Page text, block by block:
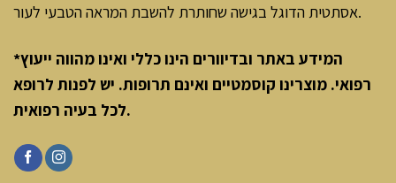
אסתטית הדוגל בגישה שחותרת להשבת המראה הטבעי לעור.
*המידע באתר ובדיוורים הינו כללי ואינו מהווה ייעוץ
רפואי. מוצרינו קוסמטיים ואינם תרופות. יש לפנות לרופא
לכל בעיה רפואית.